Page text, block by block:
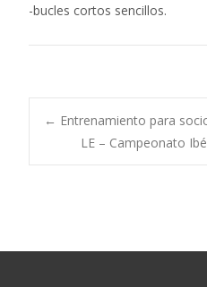
-bucles cortos sencillos.
Post
← Entrenamiento para
LE – Campeonato